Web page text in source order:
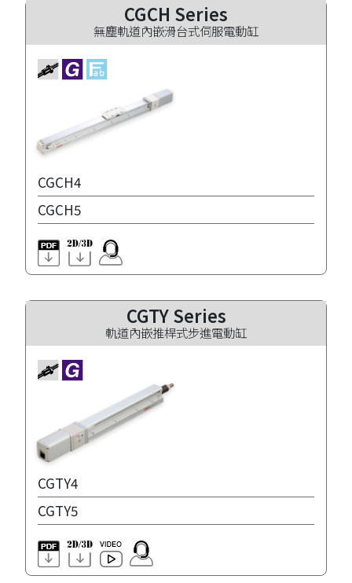
CGCH Series
無塵軌道內嵌滑台式伺服電動缸
CGCH4
CGCH5
CGTY Series
軌道內嵌推桿式步進電動缸
CGTY4
CGTY5